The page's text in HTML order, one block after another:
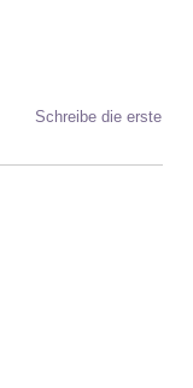
Schreibe die erste